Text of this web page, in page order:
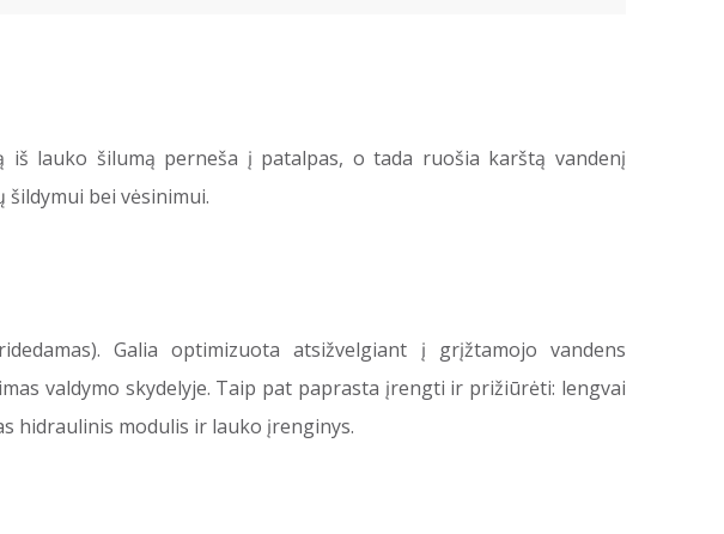
iš lauko šilumą perneša į patalpas, o tada ruošia karštą vandenį
bei vėsinimui.
Galia optimizuota atsižvelgiant į grįžtamojo vandens
valdymo skydelyje. Taip pat paprasta įrengti ir prižiūrėti: lengvai
hidraulinis modulis ir lauko įrenginys.